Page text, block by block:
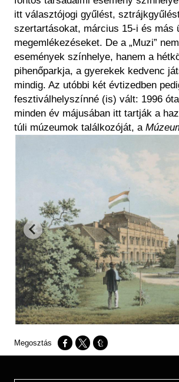
itt választójogi gyűlést,
szertartásokat, március 15-i és más
megemlékezéseket. De a „Muzi”
események színhelye, hanem a
pihenőparkja, a gyerekek kedvenc
mindig. Az utóbbi két évtizedben
fesztiválhelyszínné (is) vált: 1996
minden év májusában itt tartják a
túli múzeumok találkozóját, a
Opens in a new window
Opens in a new window
Opens in a new window